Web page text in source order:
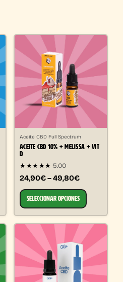
Aceite CBD Full Spectrum
ACEITE CBD 10% + MELISSA + VIT
D
★★★★★ 5.00
24,90€ – 49,80€
SELECCIONAR OPCIONES